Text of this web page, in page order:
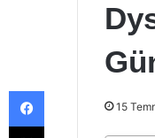
15
Facebook
X